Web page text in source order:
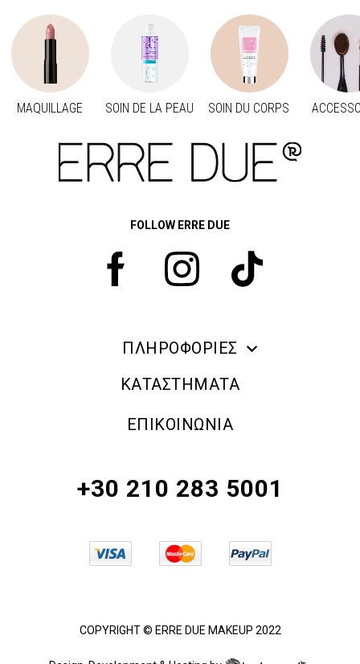
MAQUILLAGE SOIN DE LA PEAU SOIN DU CORPS
FOLLOW ERRE DUE
ΠΛΗΡΟΦΟΡΙΕΣ
ERRE DUE MAKE UP
ΠΟΛΙΤΙΚΗ ΕΠΙΣΤΡΟΦΗΣ ΠΡΟΪΟΝΤΩΝ
ΚΑΤΑΣΤΗΜΑΤΑ
ΕΠΙΚΟΙΝΩΝΙΑ
+30 210 283 5001
COPYRIGHT © ERRE DUE MAKEUP 2022